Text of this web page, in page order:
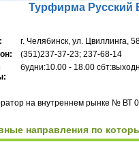
Турфирма Русский
г. Челябинск, ул. Цвиллинга,
(351)237-37-23; 237-68-14
будни:10.00 - 18.00
на внутреннем рынке № ВТ
направления по